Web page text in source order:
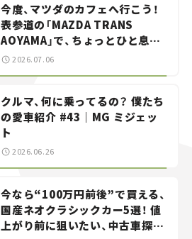
今度、マツダのカフェへ行こう！
表参道の「MAZDA TRANS
AOYAMA」で、ちょっとひと息。
——連載｜CCGとクルマでどうす
2026.07.06
クルマ、何に乗ってるの？ 僕たち
の愛車紹介 #43｜MG ミジェッ
ト
2026.06.26
今なら“100万円前後”で買える、
国産ネオクラシックカー5選！ 値
上がり前に狙いたい、中古車探し